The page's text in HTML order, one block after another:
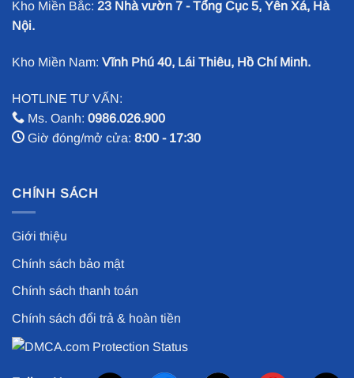
Kho Miền Bắc: 23 Nhà vườn 7 - Tổng Cục 5, Yên Xá, Hà
Nội.
Kho Miền Nam: Vĩnh Phú 40, Lái Thiêu, Hồ Chí Minh.
HOTLINE TƯ VẤN:
Ms. Oanh: 0986.026.900
Giờ đóng/mở cửa: 8:00 - 17:30
CHÍNH SÁCH
Giới thiệu
Chính sách bảo mật
Chính sách thanh toán
Chính sách đổi trả & hoàn tiền